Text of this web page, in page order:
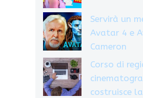
Servirà un
Avatar 4 e
Cameron
Corso di
costruisce